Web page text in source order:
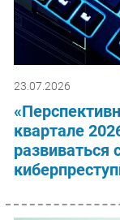
23.07.2026
квартале
развиваться